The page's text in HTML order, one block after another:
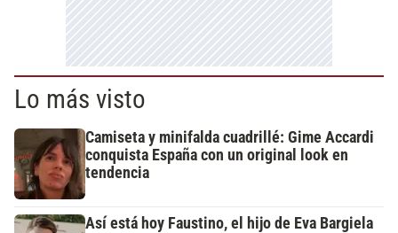
Lo más visto
Camiseta y minifalda cuadrillé: Gime Accardi
conquista España con un original look en
tendencia
Así está hoy Faustino, el hijo de Eva Bargiela